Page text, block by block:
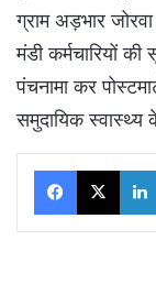
ग्राम अड़भार
मंडी कर्मचारियों
पंचनामा कर
समुदायिक स्वास्थ्य
Facebook
X